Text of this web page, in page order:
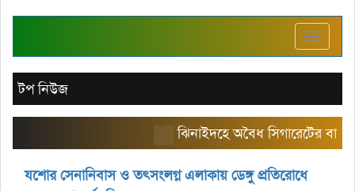
Toggle
টপ নিউজ
ঝিনাইদহে অবৈধ সিগারেটের বাজার
যশোর সেনানিবাস ও তৎসংলগ্ন এলাকায় ডেঙ্গু প্রতিরোধে